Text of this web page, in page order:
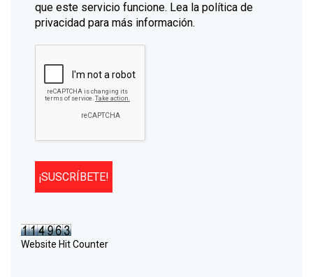
que este servicio funcione. Lea la política de
privacidad para más información.
Website Hit Counter